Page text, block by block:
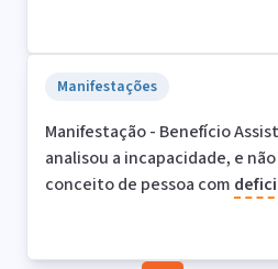
Manifestações
Manifestação - Benefício
analisou a incapacidade, e não
conceito de pessoa com